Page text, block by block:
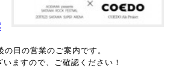
日の営業のご案内です。
ますので、ご確認ください！